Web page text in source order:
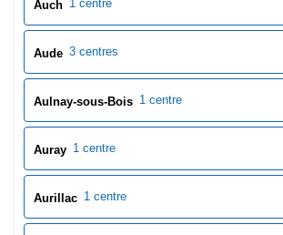
Auvergne-Rhône-Alpes
Auxerre 1 centre
Aveyron 3 centres
Avignon 3 centres
Avranches 1 centre